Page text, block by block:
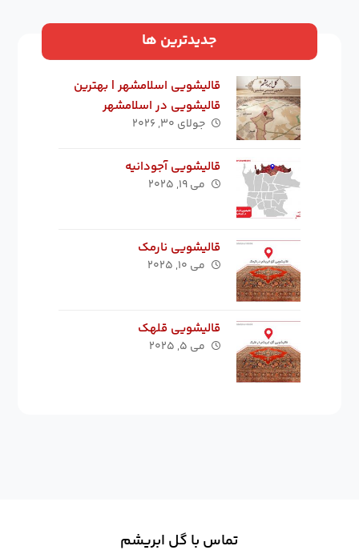
جدیدترین ها
قالیشویی اسلامشهر | بهترین
قالیشویی در اسلامشهر
جولای ۳۰, ۲۰۲۶
قالیشویی آجودانیه
می ۱۹, ۲۰۲۵
قالیشویی نارمک
می ۱۰, ۲۰۲۵
قالیشویی قلهک
می ۵, ۲۰۲۵
تماس با گل ابریشم